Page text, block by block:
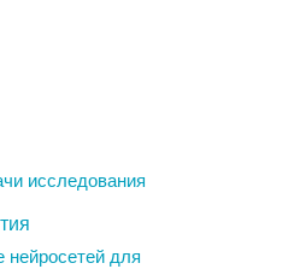
исследования
нейросетей для